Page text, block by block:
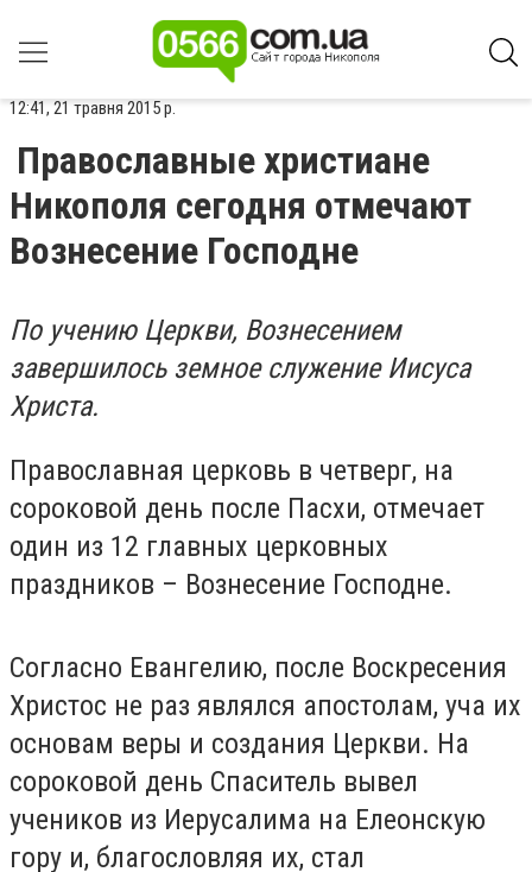
12:41, 21 травня 2015 р.
Православные христиане
Никополя сегодня отмечают
Вознесение Господне
По учению Церкви, Вознесением
завершилось земное служение Иисуса
Христа.
Православная церковь в четверг, на
сороковой день после Пасхи, отмечает
один из 12 главных церковных
праздников – Вознесение Господне.
Согласно Евангелию, после Воскресения
Христос не раз являлся апостолам, уча их
основам веры и создания Церкви. На
сороковой день Спаситель вывел
учеников из Иерусалима на Елеонскую
гору и, благословляя их, стал